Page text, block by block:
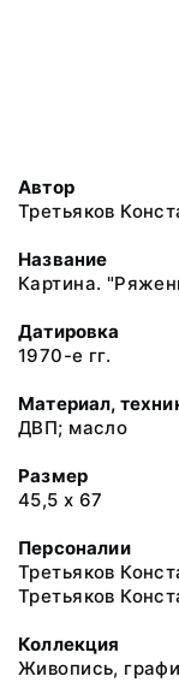
Автор
Третьяков
Название
Картина.
Датировка
1970-е гг.
Материал,
ДВП; масло
Размер
45,5 х 67
Персоналии
Третьяков
Третьяков
Коллекция
Живопись,